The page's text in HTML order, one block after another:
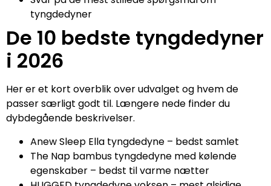
tyngdedyner
De 10 bedste tyngdedyner
i 2026
Her er et kort overblik over udvalget og hvem de
passer særligt godt til. Længere nede finder du
dybdegående beskrivelser.
Anew Sleep Ella tyngdedyne – bedst samlet
The Nap bambus tyngdedyne med kølende
egenskaber – bedst til varme nætter